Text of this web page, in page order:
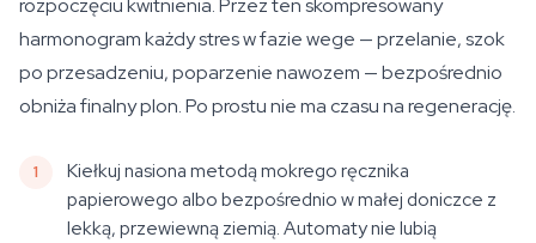
rozpoczęciu kwitnienia. Przez ten skompresowany
harmonogram każdy stres w fazie wege — przelanie, szok
po przesadzeniu, poparzenie nawozem — bezpośrednio
obniża finalny plon. Po prostu nie ma czasu na regenerację.
Kiełkuj nasiona metodą mokrego ręcznika
papierowego albo bezpośrednio w małej doniczce z
lekką, przewiewną ziemią. Automaty nie lubią